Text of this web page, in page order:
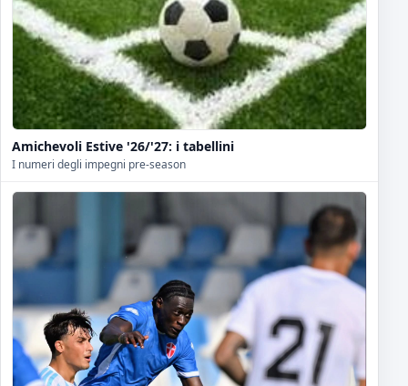
Amichevoli Estive '26/'27: i tabellini
I numeri degli impegni pre-season